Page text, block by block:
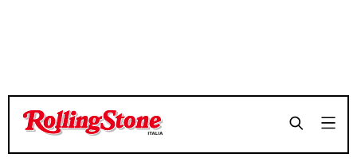
TEMPO DI LETTURA 6 MINUTI SHARE
TEMPO DI LETTURA 6 MINUTI SHARE